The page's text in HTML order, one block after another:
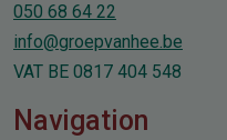
050 68 64 22
info@groepvanhee.be
VAT BE 0817 404 548
Navigation